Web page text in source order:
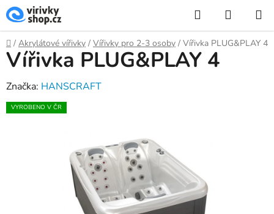
Přejít
na
obsah
Hledat
KOŠÍK
Domů
/ Akrylátové vířivky / Vířivky pro 2-3 osoby / Vířivka PLUG&PLAY 4
Vířivka PLUG&PLAY 4
Značka: HANSCRAFT
VYROBENO V ČR